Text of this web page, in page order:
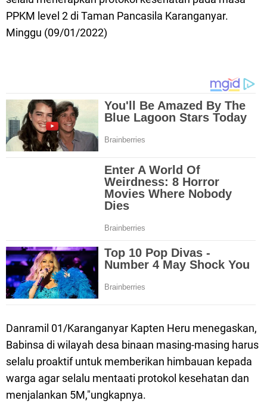
PPKM level 2 di Taman Pancasila Karanganyar.
Minggu (09/01/2022)
Danramil 01/Karanganyar Kapten Heru menegaskan,
Babinsa di wilayah desa binaan masing-masing harus
selalu proaktif untuk memberikan himbauan kepada
warga agar selalu mentaati protokol kesehatan dan
menjalankan 5M,"ungkapnya.